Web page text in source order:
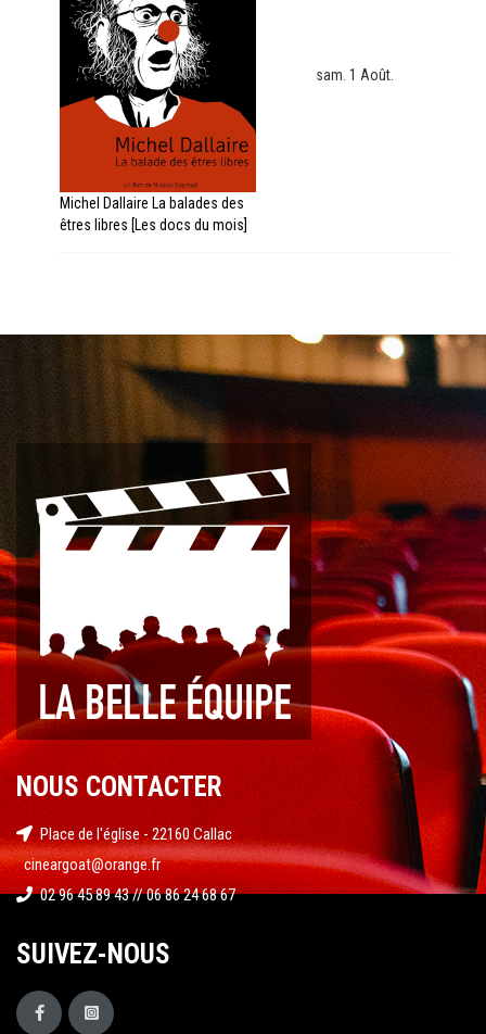
Michel Dallaire La balades des
êtres libres [Les docs du mois]
sam. 1 Août.
NOUS CONTACTER
Place de l'église - 22160 Callac
cineargoat@orange.fr
02 96 45 89 43 // 06 86 24 68 67
SUIVEZ-NOUS